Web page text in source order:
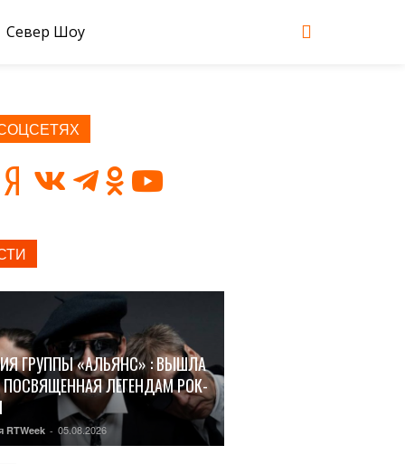
Север Шоу
ГРУППЫ «АЛЬЯНС» : ВЫШЛА
ПОСВЯЩЕННАЯ ЛЕГЕНДАМ РОК-
RTWeek - 05.08.2026